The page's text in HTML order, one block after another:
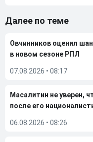
Далее по теме
Овчинников оценил
в новом сезоне РПЛ
07.08.2026 • 08:17
Масалитин не уверен,
после его
06.08.2026 • 08:26